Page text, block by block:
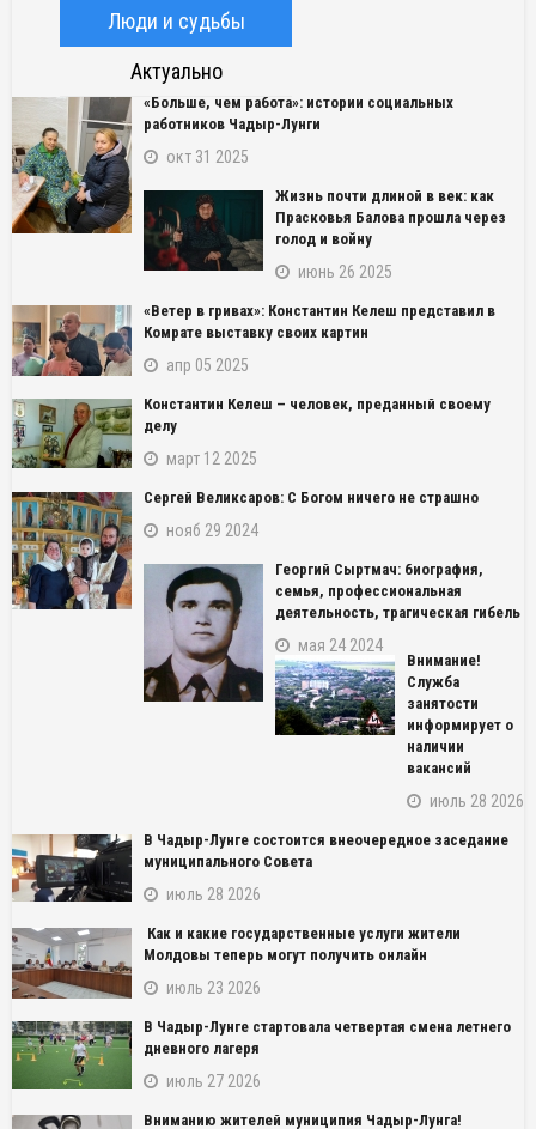
Люди и судьбы
Актуально
«Больше, чем работа»: истории социальных
работников Чадыр-Лунги
окт 31 2025
Жизнь почти длиной в век: как
Прасковья Балова прошла через
голод и войну
июнь 26 2025
«Ветер в гривах»: Константин Келеш представил в
Комрате выставку своих картин
апр 05 2025
Константин Келеш – человек, преданный своему
делу
март 12 2025
Сергей Великсаров: С Богом ничего не страшно
нояб 29 2024
Георгий Сыртмач: биография,
семья, профессиональная
деятельность, трагическая гибель
мая 24 2024
Внимание!
Служба
занятости
информирует о
наличии
вакансий
июль 28 2026
В Чадыр-Лунге состоится внеочередное заседание
муниципального Совета
июль 28 2026
Как и какие государственные услуги жители
Молдовы теперь могут получить онлайн
июль 23 2026
В Чадыр-Лунге стартовала четвертая смена летнего
дневного лагеря
июль 27 2026
Вниманию жителей муниципия Чадыр-Лунга!